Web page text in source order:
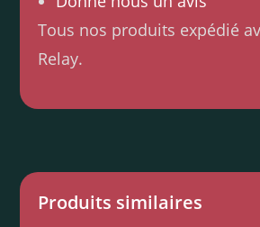
Tous nos produits expédié
Relay.
Produits similaires